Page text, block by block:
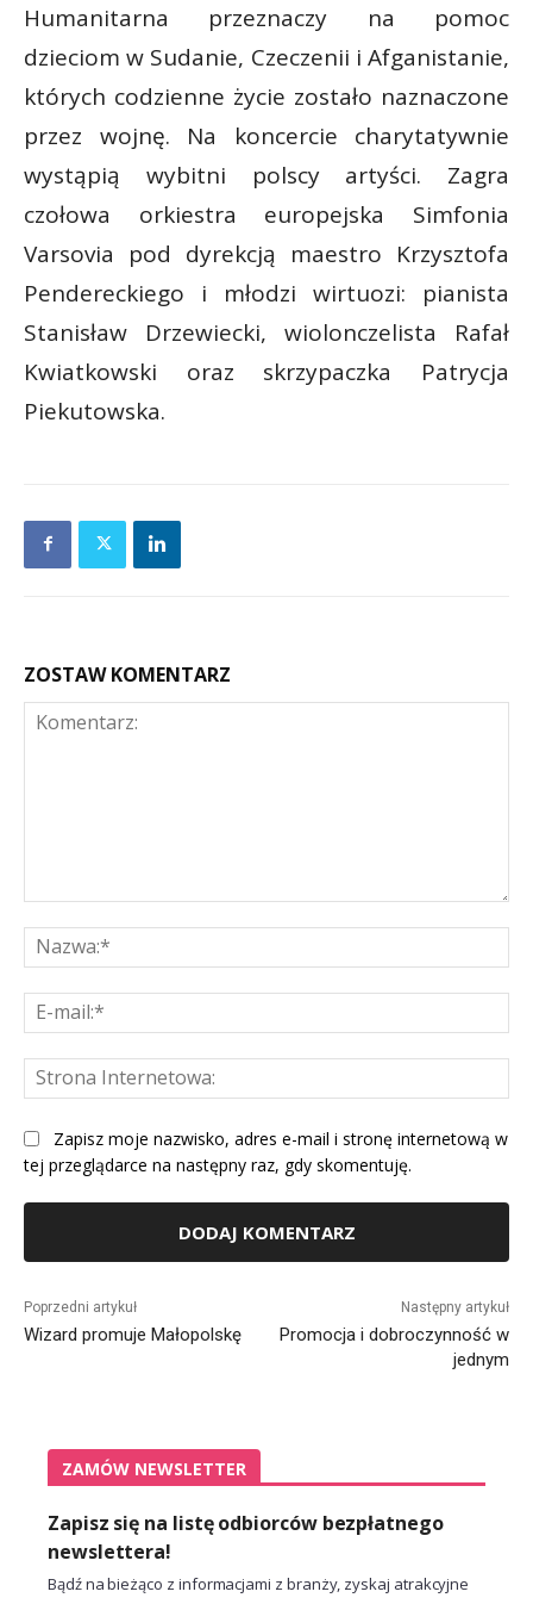
Humanitarna przeznaczy na pomoc
dzieciom w Sudanie, Czeczenii i Afganistanie,
których codzienne życie zostało naznaczone
przez wojnę. Na koncercie charytatywnie
wystąpią wybitni polscy artyści. Zagra
czołowa orkiestra europejska Simfonia
Varsovia pod dyrekcją maestro Krzysztofa
Pendereckiego i młodzi wirtuozi: pianista
Stanisław Drzewiecki, wiolonczelista Rafał
Kwiatkowski oraz skrzypaczka Patrycja
Piekutowska.
ZOSTAW KOMENTARZ
Zapisz moje nazwisko, adres e-mail i stronę internetową w
tej przeglądarce na następny raz, gdy skomentuję.
Poprzedni artykuł
Wizard promuje Małopolskę
Następny artykuł
Promocja i dobroczynność w
jednym
ZAMÓW NEWSLETTER
Zapisz się na listę odbiorców bezpłatnego
newslettera!
Bądź na bieżąco z informacjami z branży, zyskaj atrakcyjne